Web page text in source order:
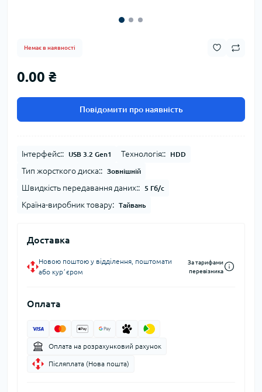
Немає в наявності
0.00 ₴
Повідомити про наявність
Інтерфейс:: USB 3.2 Gen1 Технологія:: HDD
Тип жорсткого диска:: Зовнішній
Швидкість передавання даних:: 5 Гб/с
Країна-виробник товару: Тайвань
Доставка
Новою поштою у відділення, поштомати
або курʼєром
За тарифами
перевізника
Оплата
Оплата на розрахунковий рахунок
Післяплата (Нова пошта)